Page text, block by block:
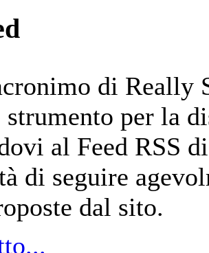
di Really
strumento per la
al Feed RSS
di seguire
dal sito.